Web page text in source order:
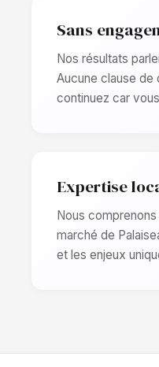
Sans
Nos résultats
Aucune clause de
continuez car
Expertise
Nous
marché de
et les enjeux